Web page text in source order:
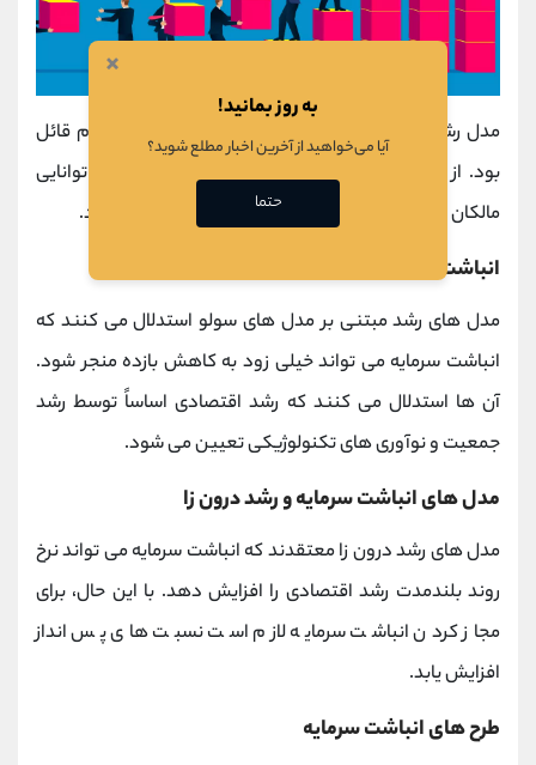
مدل رشد اقتصادی ریکاردو ارزش بالایی برای این مفهوم قائل
بود. از نظر ریکاردو، انباشت سرمایه از سود و تمایل و توانایی
مالکان برای سرمایه گذاری در سرمایه بیشتر ناشی می شود.
انباشت سرمایه و کاهش بازده
مدل های رشد مبتنی بر مدل های سولو استدلال می کنند که
انباشت سرمایه می تواند خیلی زود به کاهش بازده منجر شود.
آن ها استدلال می کنند که رشد اقتصادی اساساً توسط رشد
جمعیت و نوآوری های تکنولوژیکی تعیین می شود.
مدل های انباشت سرمایه و رشد درون زا
مدل های رشد درون زا معتقدند که انباشت سرمایه می تواند نرخ
روند بلندمدت رشد اقتصادی را افزایش دهد. با این حال، برای
مجاز کردن انباشت سرمایه لازم است نسبت های پس انداز
افزایش یابد.
طرح های انباشت سرمایه
×
به روز بمانید!
آیا می‌خواهید از آخرین اخبار مطلع شوید؟
حتما